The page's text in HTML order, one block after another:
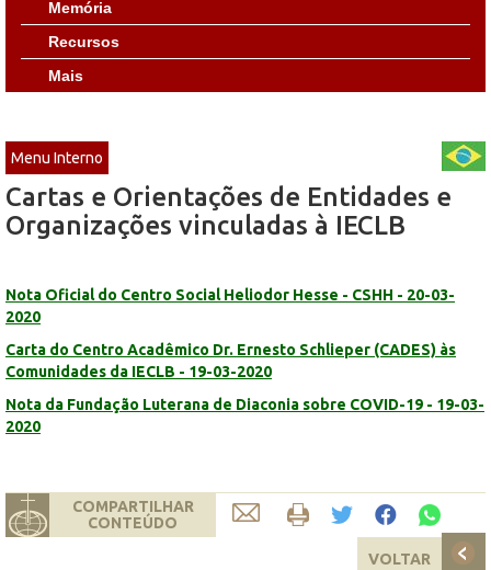
Memória
Recursos
Mais
Menu Interno
Cartas e Orientações de Entidades e
Organizações vinculadas à IECLB
Nota Oficial do Centro Social Heliodor Hesse - CSHH - 20-03-
2020
Carta do Centro Acadêmico Dr. Ernesto Schlieper (CADES) às
Comunidades da IECLB - 19-03-2020
Nota da Fundação Luterana de Diaconia sobre COVID-19 - 19-03-
2020
COMPARTILHAR
CONTEÚDO
VOLTAR